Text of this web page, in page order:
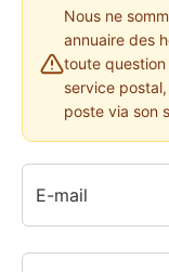
Nous ne
annuaire des
toute
service
poste via son
E-mail